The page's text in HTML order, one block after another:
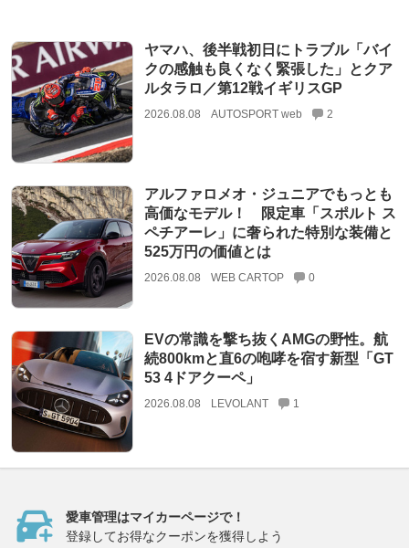
ヤマハ、後半戦初日にトラブル「バイ
クの感触も良くなく緊張した」とクア
ルタラロ／第12戦イギリスGP
2026.08.08 AUTOSPORT web 2
アルファロメオ・ジュニアでもっとも
高価なモデル！ 限定車「スポルト ス
ペチアーレ」に奢られた特別な装備と
525万円の価値とは
2026.08.08 WEB CARTOP 0
EVの常識を撃ち抜くAMGの野性。航
続800kmと直6の咆哮を宿す新型「GT
53 4ドアクーペ」
2026.08.08 LEVOLANT 1
愛車管理はマイカーページで！
登録してお得なクーポンを獲得しよう